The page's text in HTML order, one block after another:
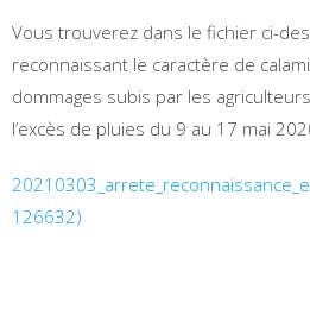
Vous trouverez dans le fichier ci-
reconnaissant le caractère de
dommages subis par les
l’excès de pluies du 9 au 17 mai
126632)